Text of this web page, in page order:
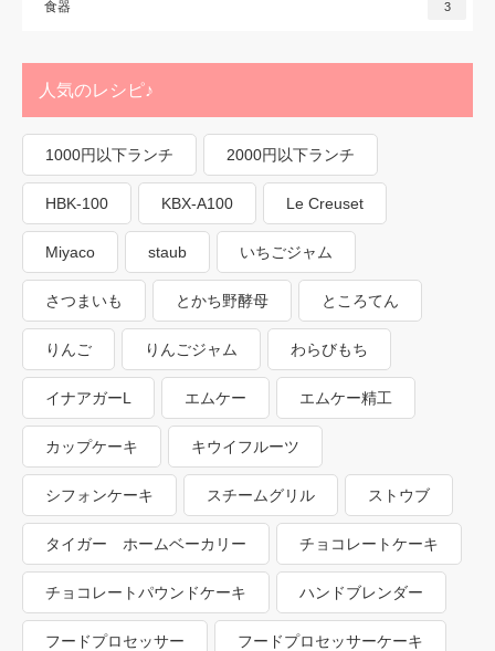
食器 3
人気のレシピ♪
1000円以下ランチ 2000円以下ランチ
HBK-100 KBX-A100 Le Creuset
Miyaco staub いちごジャム
さつまいも とかち野酵母 ところてん
りんご りんごジャム わらびもち
イナアガーL エムケー エムケー精工
カップケーキ キウイフルーツ
シフォンケーキ スチームグリル ストウブ
タイガー ホームベーカリー チョコレートケーキ
チョコレートパウンドケーキ ハンドブレンダー
フードプロセッサー フードプロセッサーケーキ